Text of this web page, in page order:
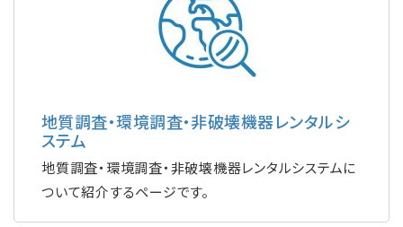
地質調査・環境調査・非破壊機器レンタルシ
ステム
地質調査・環境調査・非破壊機器レンタルシステムに
ついて紹介するページです。